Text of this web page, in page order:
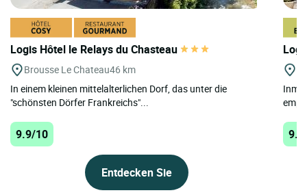
Logis Hôtel le Relays du Chasteau
Brousse Le Chateau46 km
In einem kleinen mittelalterlichen Dorf, das unter die
"schönsten Dörfer Frankreichs"...
9.9/10
Entdecken Sie